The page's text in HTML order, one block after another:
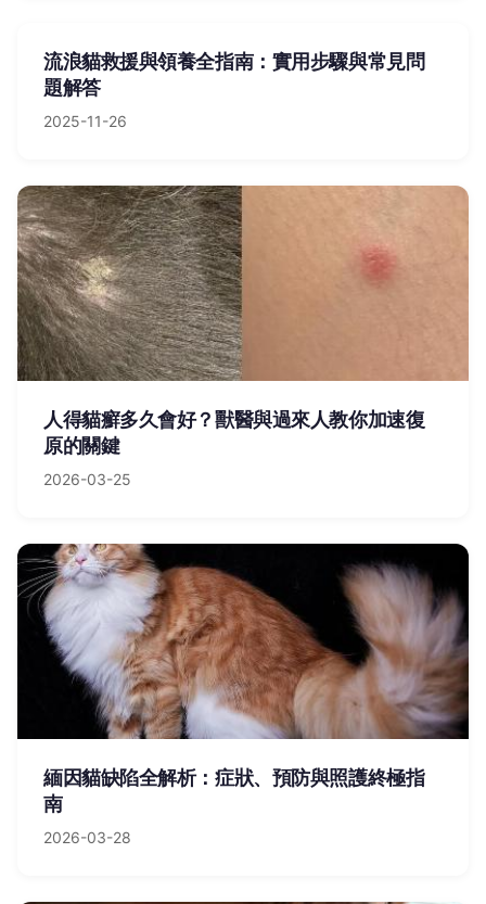
流浪貓救援與領養全指南：實用步驟與常見問
題解答
2025-11-26
人得貓癬多久會好？獸醫與過來人教你加速復
原的關鍵
2026-03-25
緬因貓缺陷全解析：症狀、預防與照護終極指
南
2026-03-28